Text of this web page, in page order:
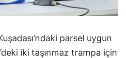
parsel uygun
iki taşınmaz trampa için